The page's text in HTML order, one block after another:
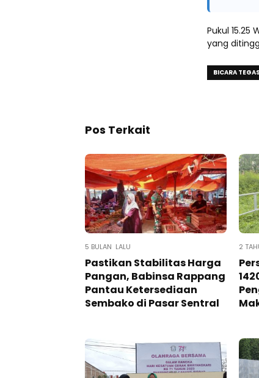
Pukul
yang
BICARA TEGAS
Pos Terkait
5 BULAN LALU
Pastikan Stabilitas Harga
Pangan, Babinsa Rappang
Pantau Ketersediaan
Sembako di Pasar Sentral
2